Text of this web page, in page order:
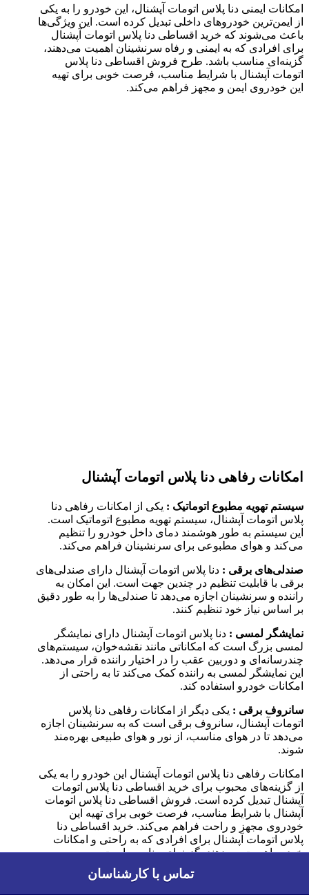
امکانات ایمنی دنا پلاس اتومات آپشنال، این خودرو را به یکی
از ایمن‌ترین خودروهای داخلی تبدیل کرده است. این ویژگی‌ها
باعث می‌شوند که خرید اقساطی دنا پلاس اتومات آپشنال
برای افرادی که به ایمنی و رفاه سرنشینان اهمیت می‌دهند،
گزینه‌ای مناسب باشد. طرح فروش اقساطی دنا پلاس
اتومات آپشنال با شرایط مناسب، فرصت خوبی برای تهیه
این خودروی ایمن و مجهز فراهم می‌کند.
امکانات رفاهی دنا پلاس اتومات آپشنال
سیستم تهویه مطبوع اتوماتیک : یکی از امکانات رفاهی دنا
پلاس اتومات آپشنال، سیستم تهویه مطبوع اتوماتیک است.
این سیستم به طور هوشمند دمای داخل خودرو را تنظیم
می‌کند و هوای مطبوعی برای سرنشینان فراهم می‌کند.
صندلی‌های برقی : دنا پلاس اتومات آپشنال دارای صندلی‌های
برقی با قابلیت تنظیم در چندین جهت است. این امکان به
راننده و سرنشینان اجازه می‌دهد تا صندلی‌ها را به طور دقیق
بر اساس نیاز خود تنظیم کنند.
نمایشگر لمسی : دنا پلاس اتومات آپشنال دارای نمایشگر
لمسی بزرگ است که امکاناتی مانند نقشه‌خوان، سیستم‌های
چندرسانه‌ای و دوربین عقب را در اختیار راننده قرار می‌دهد.
این نمایشگر لمسی به راننده کمک می‌کند تا به راحتی از
امکانات خودرو استفاده کند.
سانروف برقی : یکی دیگر از امکانات رفاهی دنا پلاس
اتومات آپشنال، سانروف برقی است که به سرنشینان اجازه
می‌دهد تا در هوای مناسب، از نور و هوای طبیعی بهره‌مند
شوند.
امکانات رفاهی دنا پلاس اتومات آپشنال این خودرو را به یکی
از گزینه‌های محبوب برای خرید اقساطی دنا پلاس اتومات
آپشنال تبدیل کرده است. فروش اقساطی دنا پلاس اتومات
آپشنال با شرایط مناسب، فرصت خوبی برای تهیه این
خودروی مجهز و راحت فراهم می‌کند. خرید اقساطی دنا
پلاس اتومات آپشنال برای افرادی که به راحتی و امکانات
خودرو اهمیت می‌دهند، گزینه‌ای مناسب است.
راهنمای شرکت فرنام خودرو در طرح فروش
تماس با کارشناسان
تماس با کارشناسان